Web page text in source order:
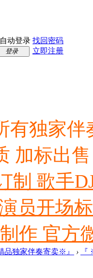
自动登录 找回密码
登录
立即注册
有独家伴
加标出
制 歌手
员开场
作 官方
品独家伴奏寄卖※』 ›